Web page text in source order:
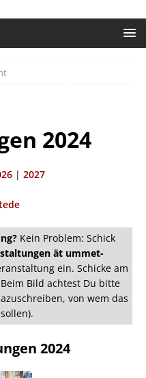
2024
| 2027
Kein Problem: Schick
ät ummet-
ein. Schicke am
Bild achtest Du bitte
von wem das
2024